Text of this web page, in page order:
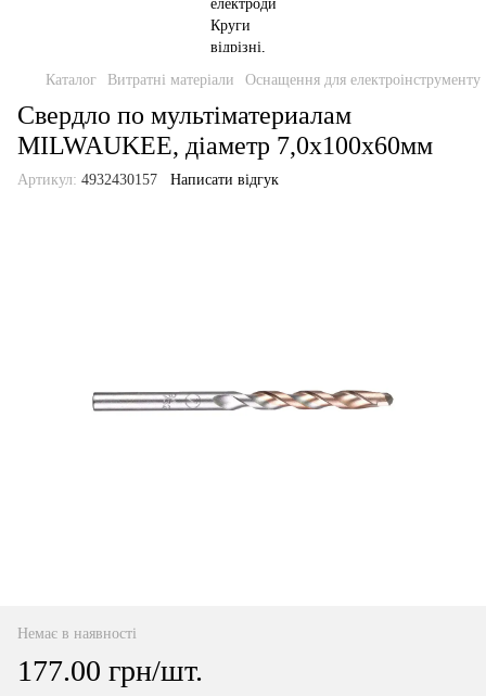
Каталог Витратні матеріали Оснащення для електроінструменту
Свердло по мультіматериалам
MILWAUKEE, діаметр 7,0x100х60мм
Артикул: 4932430157 Написати відгук
Немає в наявності
177.00 грн/шт.